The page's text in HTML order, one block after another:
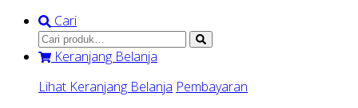
Cari
Keranjang Belanja
Lihat Keranjang Belanja Pembayaran